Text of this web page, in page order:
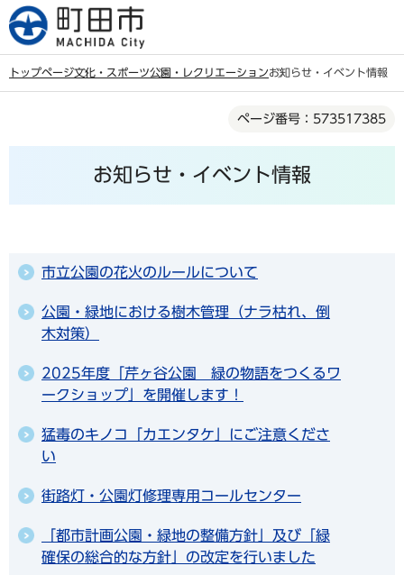
こ
の
トップページ文化・スポーツ公園・レクリエーションお知らせ・イベント情報
ページ番号：573517385
お知らせ・イベント情報
市立公園の花火のルールについて
公園・緑地における樹木管理（ナラ枯れ、倒
木対策）
2025年度「芹ヶ谷公園 緑の物語をつくるワ
ークショップ」を開催します！
猛毒のキノコ「カエンタケ」にご注意くださ
い
街路灯・公園灯修理専用コールセンター
「都市計画公園・緑地の整備方針」及び「緑
確保の総合的な方針」の改定を行いました